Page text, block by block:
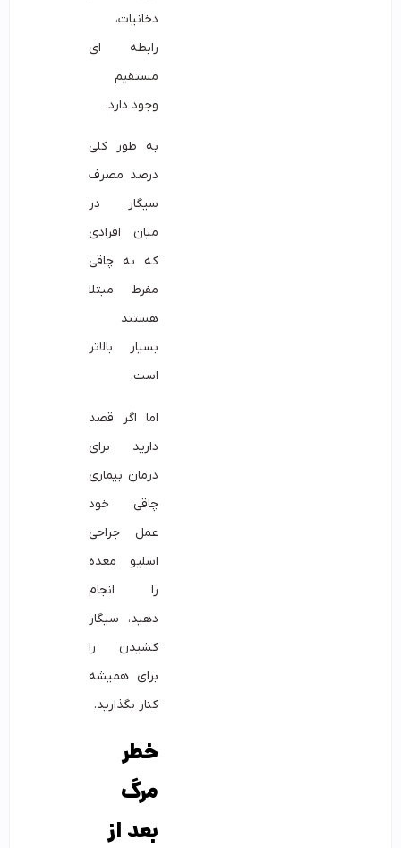
دخانیات،
رابطه ای
مستقیم
وجود دارد.
به طور کلی
درصد مصرف
سیگار در
میان افرادی
که به چاقی
مفرط مبتلا
هستند
بسیار بالاتر
است.
اما اگر قصد
دارید برای
درمان بیماری
چاقی خود
عمل جراحی
اسلیو معده
را انجام
دهید، سیگار
کشیدن را
برای همیشه
کنار بگذارید.
خطر
مرگ
بعد از